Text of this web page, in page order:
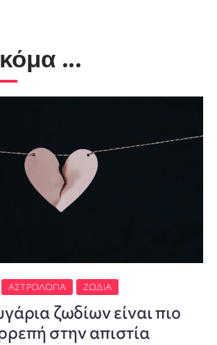
...
ΑΣΤΡΟΛΟΓΊΑ ΖΏΔΙΑ
ζωδίων είναι πιο
στην απιστία